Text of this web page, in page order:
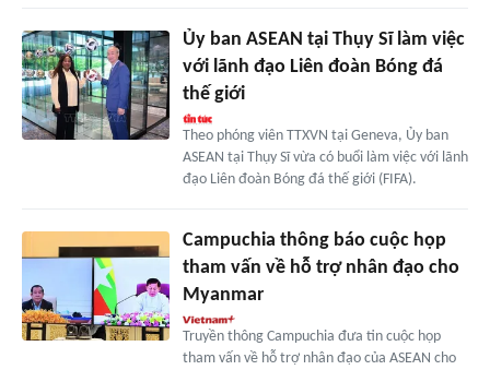
Ủy ban ASEAN tại Thụy Sĩ làm việc
với lãnh đạo Liên đoàn Bóng đá
thế giới
Theo phóng viên TTXVN tại Geneva, Ủy ban
ASEAN tại Thụy Sĩ vừa có buổi làm việc với lãnh
đạo Liên đoàn Bóng đá thế giới (FIFA).
Campuchia thông báo cuộc họp
tham vấn về hỗ trợ nhân đạo cho
Myanmar
Truyền thông Campuchia đưa tin cuộc họp
tham vấn về hỗ trợ nhân đạo của ASEAN cho